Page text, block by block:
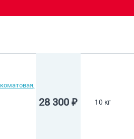
28 300 ₽ 10 кг